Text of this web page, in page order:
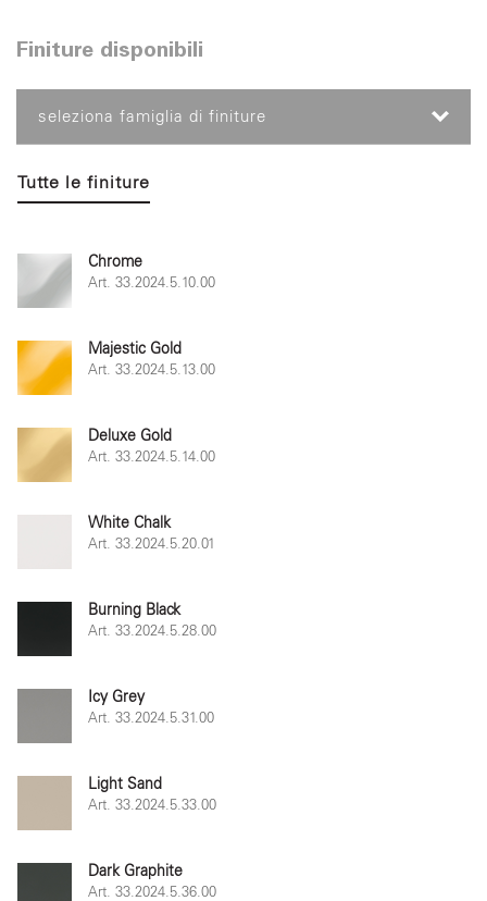
Finiture disponibili
seleziona famiglia di finiture
Tutte le finiture
Chrome
Art. 33.2024.5.10.00
Majestic Gold
Art. 33.2024.5.13.00
Deluxe Gold
Art. 33.2024.5.14.00
White Chalk
Art. 33.2024.5.20.01
Burning Black
Art. 33.2024.5.28.00
Icy Grey
Art. 33.2024.5.31.00
Light Sand
Art. 33.2024.5.33.00
Dark Graphite
Art. 33.2024.5.36.00